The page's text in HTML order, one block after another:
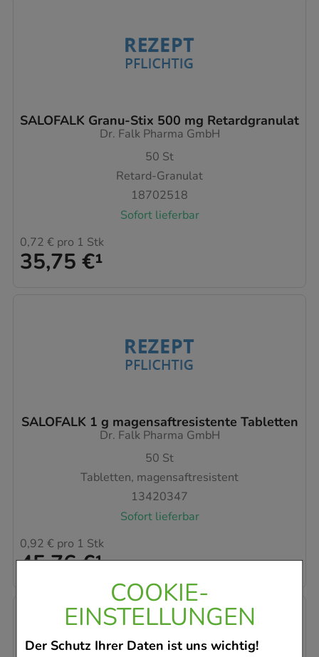
COOKIE-
EINSTELLUNGEN
Der Schutz Ihrer Daten ist uns wichtig!
SALOFALK Granu-Stix 500 mg Retardgranulat
Dr. Falk Pharma GmbH
50 St
Retard-Granulat
18702518
Sofort lieferbar
35,75 €¹
0,72 € pro 1 Stk
SALOFALK 1 g magensaftresistente Tabletten
Dr. Falk Pharma GmbH
50 St
Tabletten, magensaftresistent
13420347
Sofort lieferbar
45,76 €¹
0,92 € pro 1 Stk